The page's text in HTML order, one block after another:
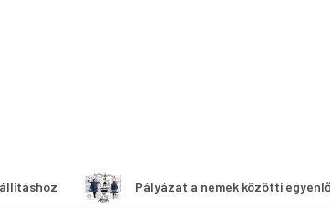
Pályázat a nemek közötti egyenlőség